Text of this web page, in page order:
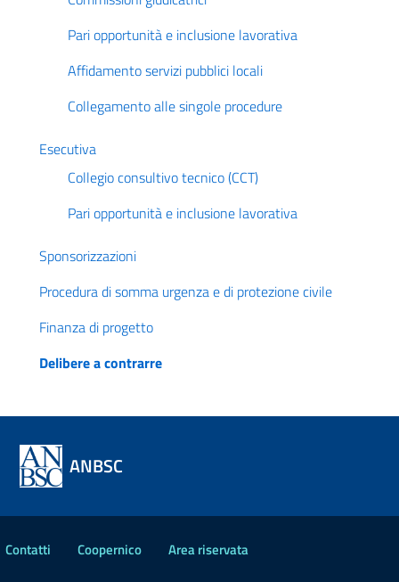
Pari opportunità e inclusione lavorativa
Affidamento servizi pubblici locali
Collegamento alle singole procedure
Esecutiva
Collegio consultivo tecnico (CCT)
Pari opportunità e inclusione lavorativa
Sponsorizzazioni
Procedura di somma urgenza e di protezione civile
Finanza di progetto
Delibere a contrarre
ANBSC
Contatti Coopernico Area riservata